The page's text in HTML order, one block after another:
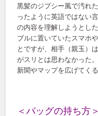
黒髪のジプシー風で汚れ
ったように英語ではない
の内容を理解しようとし
ブルに置いていたスマホ
とですが、相手（親玉）
がスリとは思わなかった
新聞やマップを広げてく
＜バッグの持ち方＞